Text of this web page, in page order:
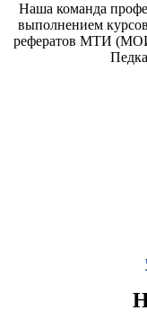
Наша команда
выполнением
рефератов МТИ